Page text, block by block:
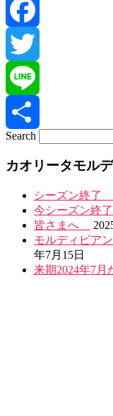
Facebook
Twitter
Line
Search
カオリータモル
シーズン終了
今シーズン終
皆さまへ
モルディビア
年7月15日
来期2024年7月